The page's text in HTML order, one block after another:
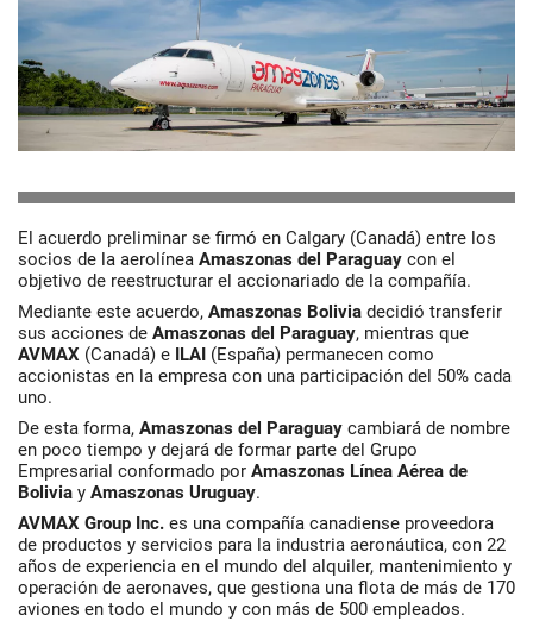
El acuerdo preliminar se firmó en Calgary (Canadá) entre los
socios de la aerolínea Amaszonas del Paraguay con el
objetivo de reestructurar el accionariado de la compañía.
Mediante este acuerdo, Amaszonas Bolivia decidió transferir
sus acciones de Amaszonas del Paraguay, mientras que
AVMAX (Canadá) e ILAI (España) permanecen como
accionistas en la empresa con una participación del 50% cada
uno.
De esta forma, Amaszonas del Paraguay cambiará de nombre
en poco tiempo y dejará de formar parte del Grupo
Empresarial conformado por Amaszonas Línea Aérea de
Bolivia y Amaszonas Uruguay.
AVMAX Group Inc. es una compañía canadiense proveedora
de productos y servicios para la industria aeronáutica, con 22
años de experiencia en el mundo del alquiler, mantenimiento y
operación de aeronaves, que gestiona una flota de más de 170
aviones en todo el mundo y con más de 500 empleados.